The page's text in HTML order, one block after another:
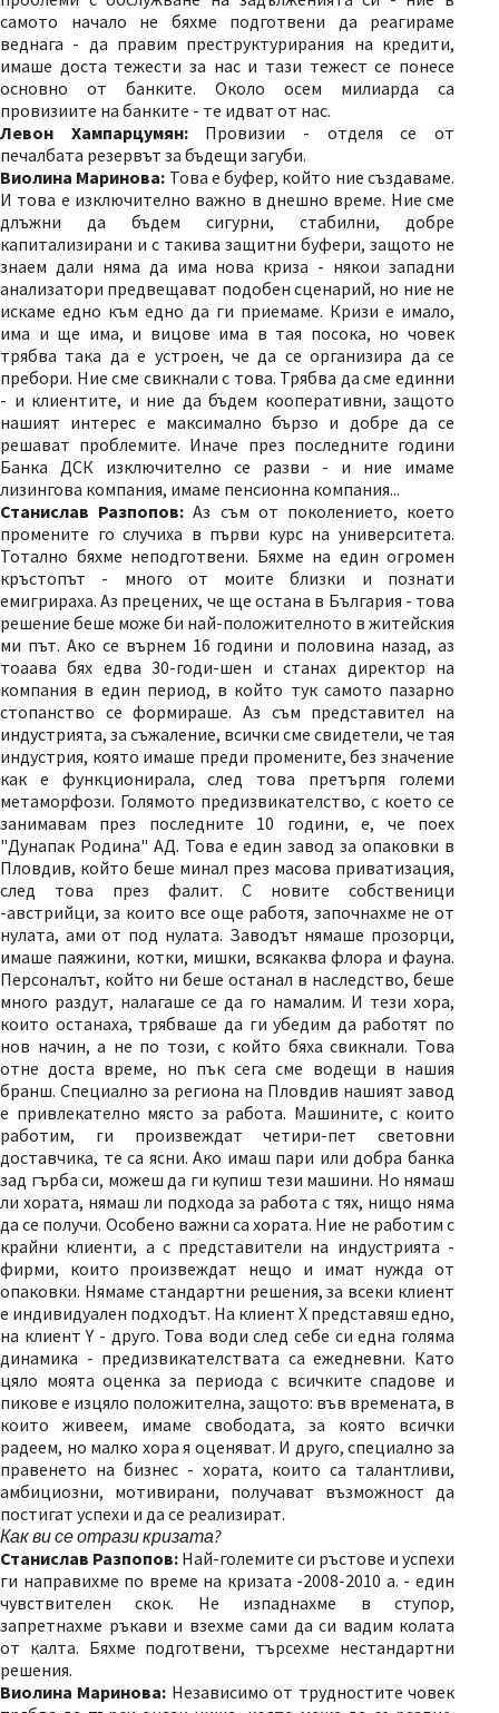
самото начало не бяхме подготвени да реагираме
веднага - да правим преструктурирания на кредити,
имаше доста тежести за нас и тази тежест се понесе
основно от банките. Около осем милиарда са
провизиите на банките - те идват от нас.
Левон Хампарцумян:Провизии - отделя се от
печалбата резервът за бъдещи загуби.
Виолина Маринова: Това е буфер, който ние създаваме.
И това е изключително важно в днешно време. Ние сме
длъжни да бъдем сигурни, стабилни, добре
капитализирани и с такива защитни буфери, защото не
знаем дали няма да има нова криза - някои западни
анализатори предвещават подобен сценарий, но ние не
искаме едно към едно да ги приемаме. Кризи е имало,
има и ще има, и вицове има в тая посока, но човек
трябва така да е устроен, че да се организира да се
пребори. Ние сме свикнали с това. Трябва да сме единни
- и клиентите, и ние да бъдем кооперативни, защото
нашият интерес е максимално бързо и добре да се
решават проблемите. Иначе през последните години
Банка ДСК изключително се разви - и ние имаме
лизингова компания, имаме пенсионна компания...
Станислав Разпопов: Аз съм от поколението, което
промените го случиха в първи курс на университета.
Тотално бяхме неподготвени. Бяхме на един огромен
кръстопът - много от моите близки и познати
емигрираха. Аз прецених, че ще остана в България - това
решение беше може би най-положителното в житейския
ми път. Ако се върнем 16 години и половина назад, аз
тоаава бях едва 30-годи-шен и станах директор на
компания в един период, в който тук самото пазарно
стопанство се формираше. Аз съм представител на
индустрията, за съжаление, всички сме свидетели, че тая
индустрия, която имаше преди промените, без значение
как е функционирала, след това претърпя големи
метаморфози. Голямото предизвикателство, с което се
занимавам през последните 10 години, е, че поех
"Дунапак Родина" АД. Това е един завод за опаковки в
Пловдив, който беше минал през масова приватизация,
след това през фалит. С новите собственици
-австрийци, за които все още работя, започнахме не от
нулата, ами от под нулата. Заводът нямаше прозорци,
имаше паяжини, котки, мишки, всякаква флора и фауна.
Персоналът, който ни беше останал в наследство, беше
много раздут, налагаше се да го намалим. И тези хора,
които останаха, трябваше да ги убедим да работят по
нов начин, а не по този, с който бяха свикнали. Това
отне доста време, но пък сега сме водещи в нашия
бранш. Специално за региона на Пловдив нашият завод
е привлекателно място за работа. Машините, с които
работим, ги произвеждат четири-пет световни
доставчика, те са ясни. Ако имаш пари или добра банка
зад гърба си, можеш да ги купиш тези машини. Но нямаш
ли хората, нямаш ли подхода за работа с тях, нищо няма
да се получи. Особено важни са хората. Ние не работим с
крайни клиенти, а с представители на индустрията -
фирми, които произвеждат нещо и имат нужда от
опаковки. Нямаме стандартни решения, за всеки клиент
е индивидуален подходът. На клиент X представяш едно,
на клиент Y - друго. Това води след себе си една голяма
динамика - предизвикателствата са ежедневни. Като
цяло моята оценка за периода с всичките спадове и
пикове е изцяло положителна, защото: във времената, в
които живеем, имаме свободата, за която всички
радеем, но малко хора я оценяват. И друго, специално за
правенето на бизнес - хората, които са талантливи,
амбициозни, мотивирани, получават възможност да
постигат успехи и да се реализират.
Как ви се отрази кризата?
Станислав Разпопов: Най-големите си ръстове и успехи
ги направихме по време на кризата -2008-2010 а. - един
чувствителен скок. Не изпаднахме в ступор,
запретнахме ръкави и взехме сами да си вадим колата
от калта. Бяхме подготвени, търсехме нестандартни
решения.
Виолина Маринова: Независимо от трудностите човек